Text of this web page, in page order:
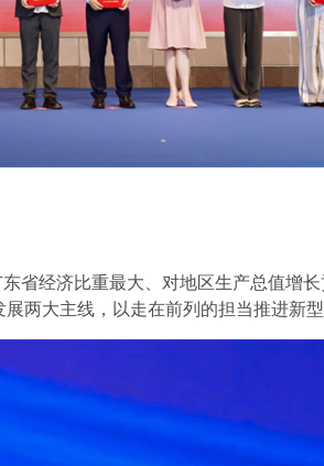
经济比重最大、对地区生产总值增
两大主线，以走在前列的担当推进新